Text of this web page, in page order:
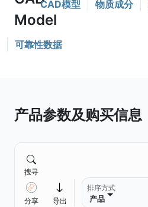
CAD模型 物质成分
可靠性数据
产品参数及购买信息
搜寻
分享 导出
排序方式
产品